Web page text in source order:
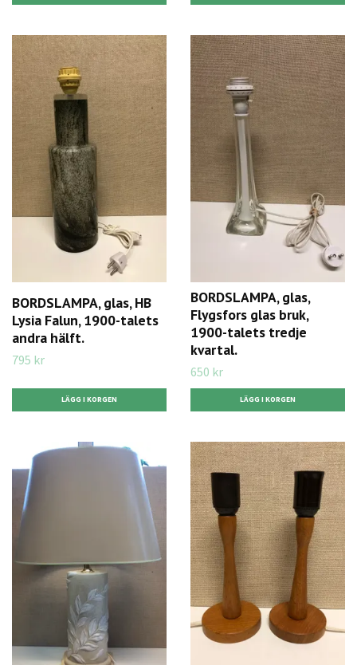
BORDSLAMPA, glas, HB
Lysia Falun, 1900-talets
andra hälft.
795 kr
BORDSLAMPA, glas,
Flygsfors glas bruk,
1900-talets tredje
kvartal.
650 kr